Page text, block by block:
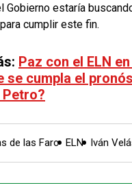
Gobierno estaría
cumplir este fin.
Paz con el ELN
se cumpla el
de las Farc ELN Iván